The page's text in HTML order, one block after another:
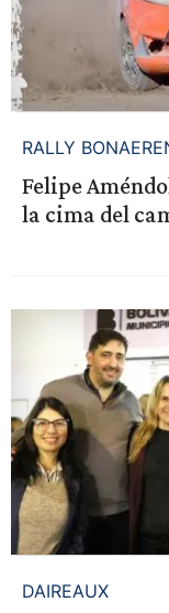
RALLY
Felipe
la cima del
DAIREAUX